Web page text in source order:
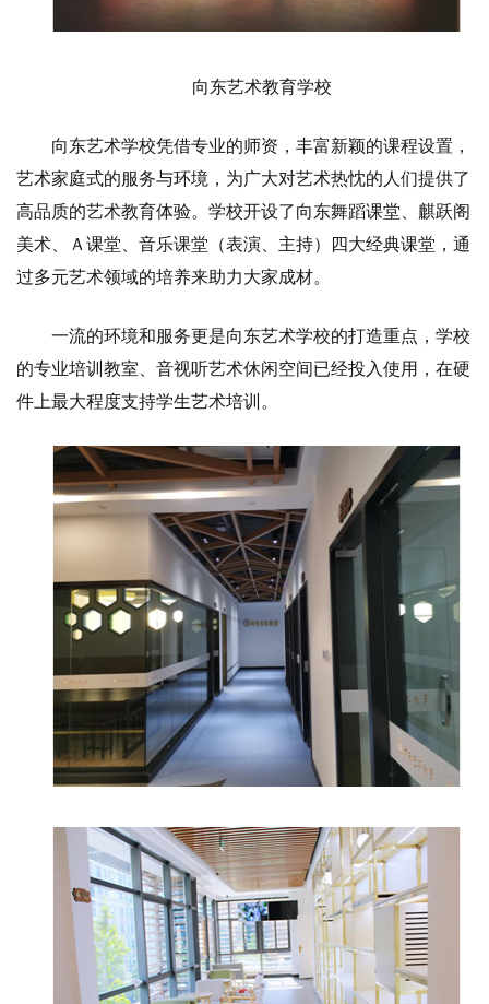
向东艺术教育学校
向东艺术学校凭借专业的师资，丰富新颖的课程设置，
艺术家庭式的服务与环境，为广大对艺术热忱的人们提供了
高品质的艺术教育体验。学校开设了向东舞蹈课堂、麒跃阁
美术、Ａ课堂、音乐课堂（表演、主持）四大经典课堂，通
过多元艺术领域的培养来助力大家成材。
一流的环境和服务更是向东艺术学校的打造重点，学校
的专业培训教室、音视听艺术休闲空间已经投入使用，在硬
件上最大程度支持学生艺术培训。